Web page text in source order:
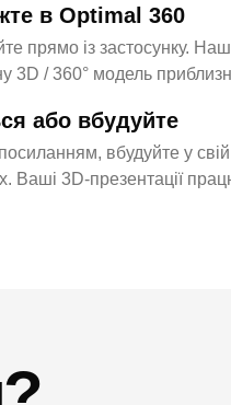
в Optimal 360
прямо із застосунку.
3D / 360° модель
або вбудуйте
вбудуйте у
Ваші 3D-презентації